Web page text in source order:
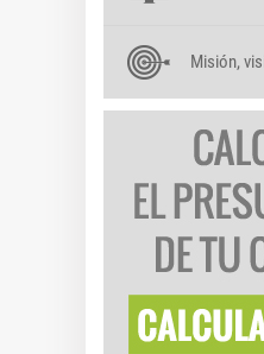
Misión,